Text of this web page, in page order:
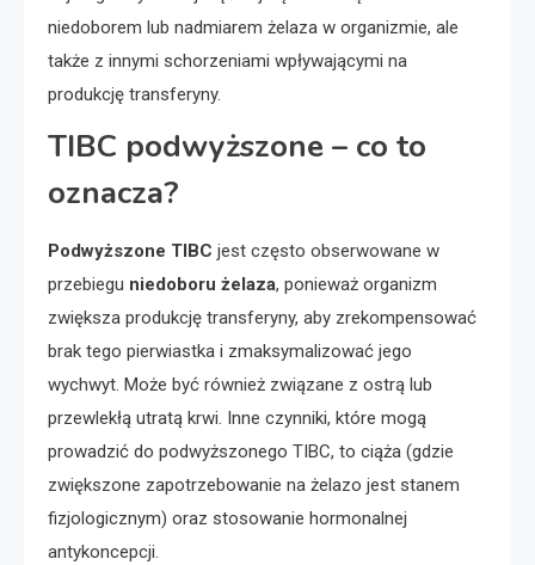
niedoborem lub nadmiarem żelaza w organizmie, ale
także z innymi schorzeniami wpływającymi na
produkcję transferyny.
TIBC podwyższone – co to
oznacza?
Podwyższone TIBC jest często obserwowane w
przebiegu niedoboru żelaza, ponieważ organizm
zwiększa produkcję transferyny, aby zrekompensować
brak tego pierwiastka i zmaksymalizować jego
wychwyt. Może być również związane z ostrą lub
przewlekłą utratą krwi. Inne czynniki, które mogą
prowadzić do podwyższonego TIBC, to ciąża (gdzie
zwiększone zapotrzebowanie na żelazo jest stanem
fizjologicznym) oraz stosowanie hormonalnej
antykoncepcji.